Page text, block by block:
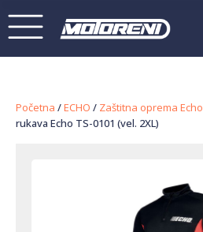
Početna /ECHO / Zaštitna oprema Echo
rukava Echo TS-0101 (vel. 2XL)